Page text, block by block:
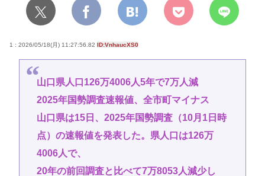
1 : 2026/05/18(月) 11:27:56.82 ID:VnhaucXS0
山口県人口126万4006人5年で7万人減
2025年国勢調査速報値、全市町マイナス
山口県は15日、2025年国勢調査（10月1日時
点）の速報値を発表した。県人口は126万
4006人で、
20年の前回調査と比べて7万8053人減少し